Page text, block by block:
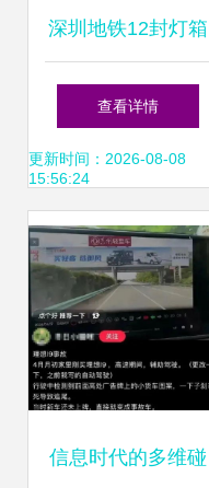
深圳地铁12封灯箱
广告灯箱套装广告
4/6灯箱广告投放发
布_公司动态_演艺
吧_中华演出网
查看详情
更新时间：2026-08-08
15:56:24
信息时代的多维碰